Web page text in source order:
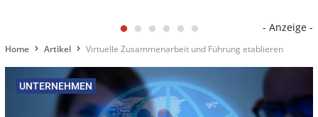
- Anzeige -
Home Artikel Virtuelle Zusammenarbeit und Führung etablieren
UNTERNEHMEN